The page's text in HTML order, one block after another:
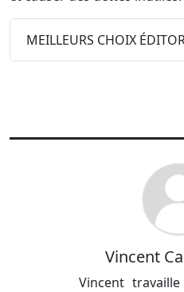
MEILLEURS CHOIX
Vincent
Vincent